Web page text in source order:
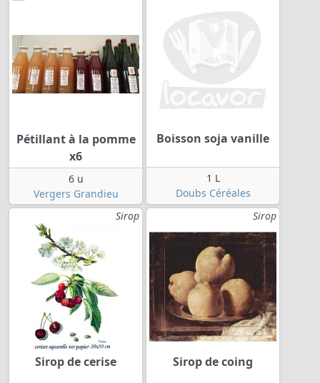
Pétillant à la pomme
x6
6 u
Vergers Grandieu
Boisson soja vanille
1 L
Doubs Céréales
Sirop
Sirop de cerise
Sirop
Sirop de coing